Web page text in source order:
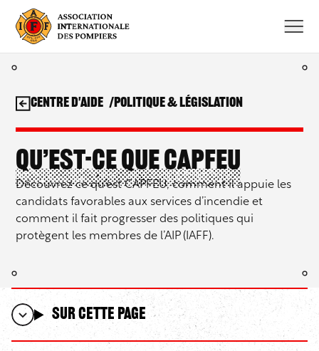
contenu
Qu’est-ce que CAPFEU
Découvrez ce qu’est CAPFEU, comment il appuie les
candidats favorables aux services d’incendie et
comment il fait progresser des politiques qui
protègent les membres de l’AIP (IAFF).
Centre d'aide Politique & Législation
Sur cette page